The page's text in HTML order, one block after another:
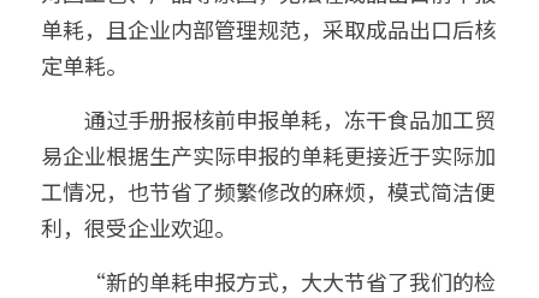
单耗，且企业内部管理规范，采取成品出口后核
定单耗。
通过手册报核前申报单耗，冻干食品加工贸
易企业根据生产实际申报的单耗更接近于实际加
工情况，也节省了频繁修改的麻烦，模式简洁便
利，很受企业欢迎。
“新的单耗申报方式，大大节省了我们的检